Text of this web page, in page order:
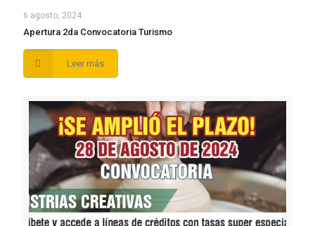
6 agosto, 2024
Apertura 2da Convocatoria Turismo
Leer más